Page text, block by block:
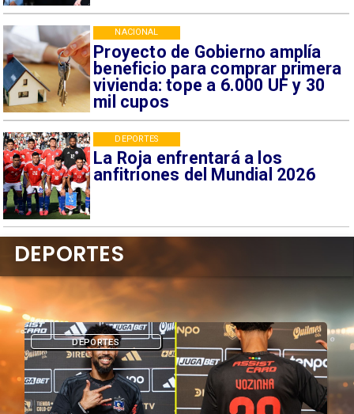
Proyecto de Gobierno amplía
beneficio para comprar primera
vivienda: tope a 6.000 UF y 30
mil cupos
NACIONAL
La Roja enfrentará a los
anfitriones del Mundial 2026
DEPORTES
DEPORTES
DEPORTES